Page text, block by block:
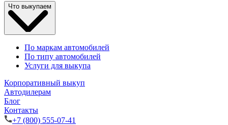
Что выкупаем
По маркам автомобилей
По типу автомобилей
Услуги для выкупа
Корпоративный выкуп
Автодилерам
Блог
Контакты
+7 (800) 555-07-41